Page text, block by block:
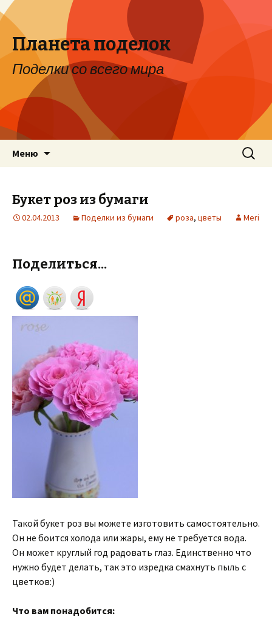
Планета поделок
Поделки со всего мира
Меню Найти:
Букет роз из бумаги
02.04.2013 Поделки из бумаги роза, цветы Meri
Поделиться...
Такой букет роз вы можете изготовить самостоятельно.
Он не боится холода или жары, ему не требуется вода.
Он может круглый год радовать глаз. Единственно что
нужно будет делать, так это изредка смахнуть пыль с
цветков:)
Что вам понадобится: